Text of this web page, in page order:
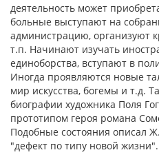
деятельность может
больные выступают на
администрацию, организуют
т.п. Начинают изучать
единоборства, вступа­ют в
Иногда проявляются новые
мир искусства, богемы и т.д.
биографии художника Поля
прототипом героя романа
Подобные состояния описал
"дефект по типу новой жизни".